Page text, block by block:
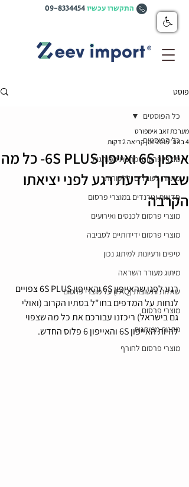
התקשרו עכשיו09-8334454
פוסט
כל הפוסטים
מוצרי פרסום ומתנות ממותגות
מתנות לעובדים וללקוחות
חדשות וטרנדים במוצרי פרסום
מוצרי פרסום לכנסים ואירועים
מוצרי פרסום ידידותיים לסביבה
טיפים ורעיונות למיתוג נכון
מיתוג מעורר השראה
שאלות ותשובות (FAQ) על מוצרי פרסום
מוצרי פרסום
מתנות ממותגות
מוצרי פרסום לחורף
כל הפוסטים
אייפון 6S ואייפון 6S PLUS- כל מה
שצריך לדעת רגע לפני יציאתו
הקרבה
מערכת זאב אימפורט
4 באוג׳ 2015
זמן קריאה 2 דקות
רגע לפני שהאייפון 6S והאייפון 6S PLUS צפויים
לנחות על המדפים בחו"ל בסתיו הקרוב (ואולי
גם בישראל) ריכזנו עבורכם את כל מה שצפוי
להיות האייפון 6S והאייפון 6 פלוס החדש.